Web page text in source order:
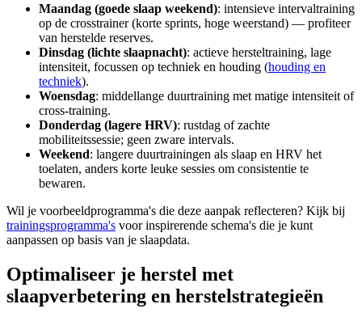
Maandag (goede slaap weekend): intensieve intervaltraining
op de crosstrainer (korte sprints, hoge weerstand) — profiteer
van herstelde reserves.
Dinsdag (lichte slaapnacht): actieve hersteltraining, lage
intensiteit, focussen op techniek en houding (houding en
techniek).
Woensdag: middellange duurtraining met matige intensiteit of
cross-training.
Donderdag (lagere HRV): rustdag of zachte
mobiliteitssessie; geen zware intervals.
Weekend: langere duurtrainingen als slaap en HRV het
toelaten, anders korte leuke sessies om consistentie te
bewaren.
Wil je voorbeeldprogramma's die deze aanpak reflecteren? Kijk bij
trainingsprogramma's voor inspirerende schema's die je kunt
aanpassen op basis van je slaapdata.
Optimaliseer je herstel met
slaapverbetering en herstelstrategieën